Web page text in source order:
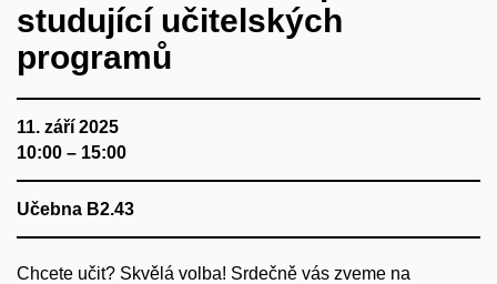
studující učitelských
programů
11. září 2025
10:00 – 15:00
Učebna B2.43
Chcete učit? Skvělá volba! Srdečně vás zveme na